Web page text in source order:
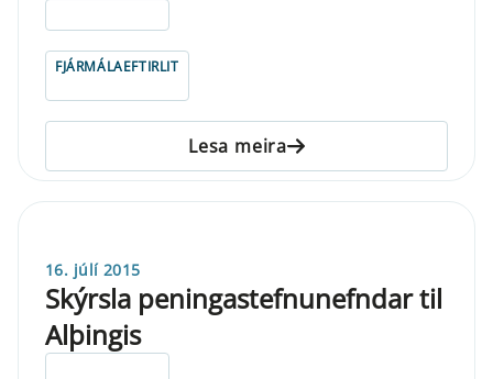
FJÁRMÁLAEFTIRLIT
Lesa meira
16. júlí 2015
Skýrsla peningastefnunefndar til
Alþingis